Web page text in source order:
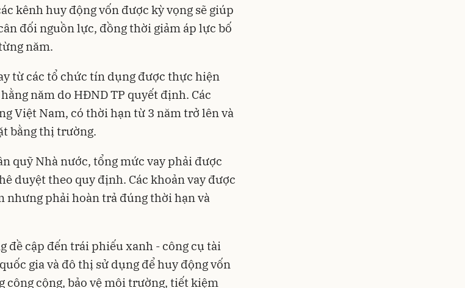
kênh huy động vốn được kỳ vọng sẽ giúp
đối nguồn lực, đồng thời giảm áp lực bố
năm.
từ các tổ chức tín dụng được thực hiện
năm do HĐND TP quyết định. Các
Việt Nam, có thời hạn từ 3 năm trở lên và
bằng thị trường.
quỹ Nhà nước, tổng mức vay phải được
duyệt theo quy định. Các khoản vay được
nhưng phải hoàn trả đúng thời hạn và
đề cập đến trái phiếu xanh - công cụ tài
gia và đô thị sử dụng để huy động vốn
công cộng, bảo vệ môi trường, tiết kiệm